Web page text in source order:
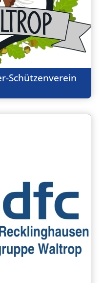
Schützenverein